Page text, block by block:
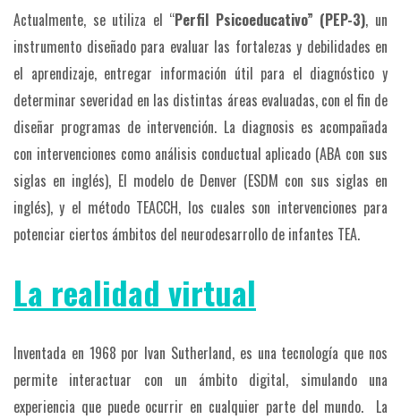
Actualmente, se utiliza el “Perfil Psicoeducativo” (PEP-3), un
instrumento diseñado para evaluar las fortalezas y debilidades en
el aprendizaje, entregar información útil para el diagnóstico y
determinar severidad en las distintas áreas evaluadas, con el fin de
diseñar programas de intervención. La diagnosis es acompañada
con intervenciones como análisis conductual aplicado (ABA con sus
siglas en inglés), El modelo de Denver (ESDM con sus siglas en
inglés), y el método TEACCH, los cuales son intervenciones para
potenciar ciertos ámbitos del neurodesarrollo de infantes TEA.
La realidad virtual
Inventada en 1968 por Ivan Sutherland, es una tecnología que nos
permite interactuar con un ámbito digital, simulando una
experiencia que puede ocurrir en cualquier parte del mundo. La